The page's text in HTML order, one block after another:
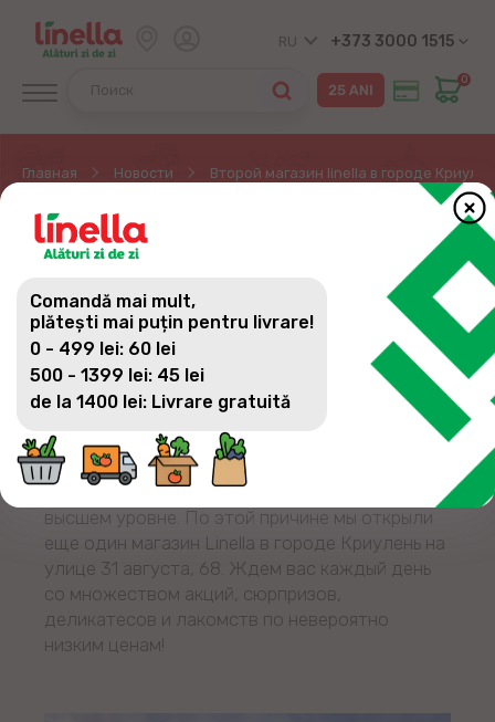
RU +373 3000 1515
0
Главная Новости Второй магазин linella в городе
ВТОРОЙ МАГАЗИН
КРИУЛЕНЬ
С каждым днем мы становимся все ближе к
нашим потребителям, день за днем стремимся
удовлетворять все потребности и желания на
высшем уровне. По этой причине мы открыли
еще один магазин Linella в городе Криулень на
улице 31 августа, 68. Ждем вас каждый день
со множеством акций, сюрпризов,
деликатесов и лакомств по невероятно
низким ценам!
Comandă mai mult,
plătești mai puțin pentru livrare!
0 - 499 lei: 60 lei
500 - 1399 lei: 45 lei
de la 1400 lei: Livrare gratuită